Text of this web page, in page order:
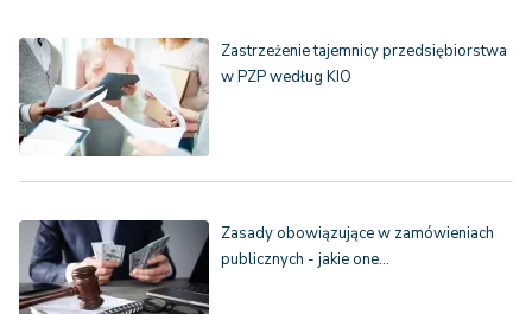
Zastrzeżenie tajemnicy przedsiębiorstwa
w PZP według KIO
Zasady obowiązujące w zamówieniach
publicznych - jakie one…